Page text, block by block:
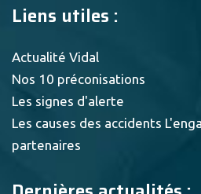
Liens utiles :
Actualité Vidal
Nos 10 préconisations
Les signes d'alerte
Les causes des accidents
partenaires